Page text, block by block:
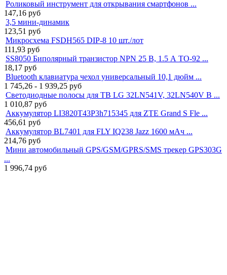
Роликовый инструмент для открывания смартфонов ...
147,16 руб
3,5 мини-динамик
123,51 руб
Микросхема FSDH565 DIP-8 10 шт./лот
111,93 руб
SS8050 Биполярный транзистор NPN 25 В, 1.5 А TO-92 ...
18,17 руб
Bluetooth клавиатура чехол универсальный 10,1 дюйм ...
1 745,26 - 1 939,25 руб
Светодиодные полосы для ТВ LG 32LN541V, 32LN540V B ...
1 010,87 руб
Аккумулятор LI3820T43P3h715345 для ZTE Grand S Fle ...
456,61 руб
Аккумулятор BL7401 для FLY IQ238 Jazz 1600 мАч ...
214,76 руб
Мини автомобильный GPS/GSM/GPRS/SMS трекер GPS303G
...
1 996,74 руб